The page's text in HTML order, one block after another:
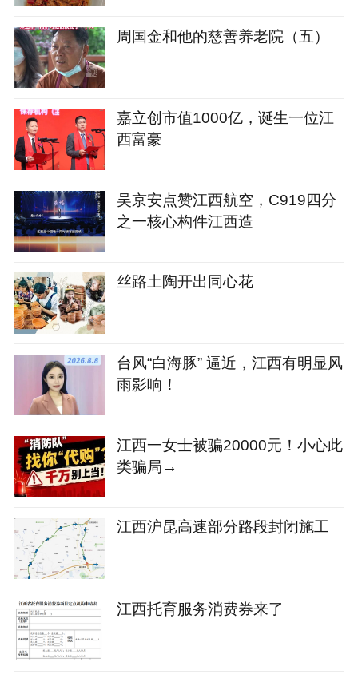
周国金和他的慈善养老院（五）
嘉立创市值1000亿，诞生一位江
西富豪
吴京安点赞江西航空，C919四分
之一核心构件江西造
丝路土陶开出同心花
台风“白海豚” 逼近，江西有明显风
雨影响！
江西一女士被骗20000元！小心此
类骗局→
江西沪昆高速部分路段封闭施工
江西托育服务消费券来了